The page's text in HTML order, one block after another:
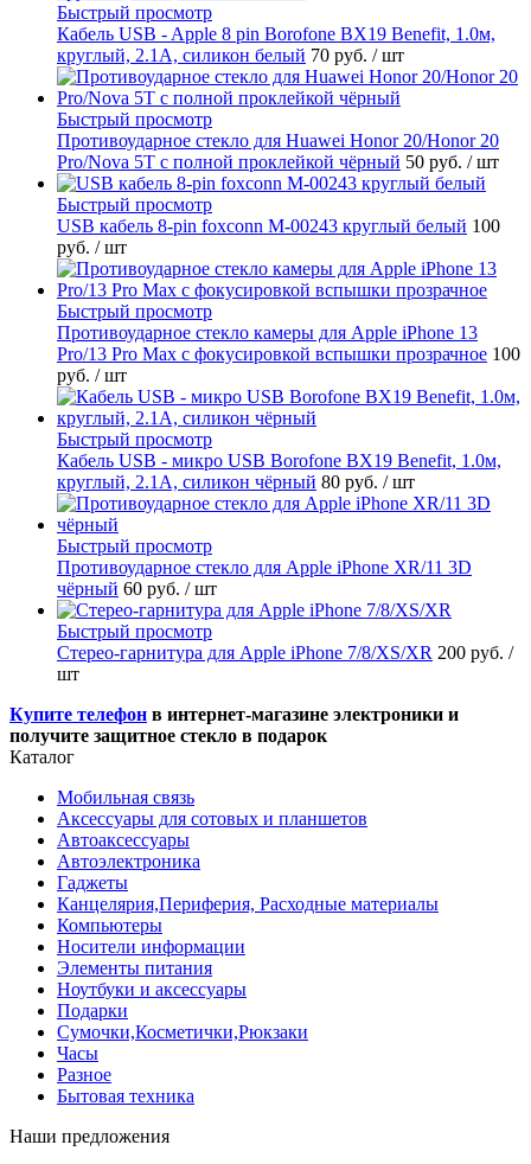
Быстрый просмотр
Кабель USB - Apple 8 pin Borofone BX19 Benefit, 1.0м,
круглый, 2.1A, силикон белый 70 руб. / шт
Быстрый просмотр
Противоударное стекло для Huawei Honor 20/Honor 20
Pro/Nova 5T с полной проклейкой чёрный 50 руб. / шт
Быстрый просмотр
USB кабель 8-pin foxconn M-00243 круглый белый 100
руб. / шт
Быстрый просмотр
Противоударное стекло камеры для Apple iPhone 13
Pro/13 Pro Max с фокусировкой вспышки прозрачное 100
руб. / шт
Быстрый просмотр
Кабель USB - микро USB Borofone BX19 Benefit, 1.0м,
круглый, 2.1A, силикон чёрный 80 руб. / шт
Быстрый просмотр
Противоударное стекло для Apple iPhone XR/11 3D
чёрный 60 руб. / шт
Быстрый просмотр
Стерео-гарнитура для Apple iPhone 7/8/XS/XR 200 руб. /
шт
Купите телефон в интернет-магазине электроники и
получите защитное стекло в подарок
Каталог
Мобильная связь
Аксессуары для сотовых и планшетов
Автоаксессуары
Автоэлектроника
Гаджеты
Канцелярия,Периферия, Расходные материалы
Компьютеры
Носители информации
Элементы питания
Ноутбуки и аксессуары
Подарки
Сумочки,Косметички,Рюкзаки
Часы
Разное
Бытовая техника
Наши предложения